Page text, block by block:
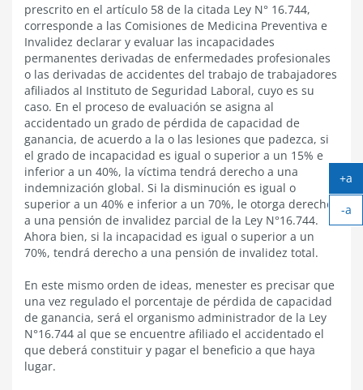
prescrito en el artículo 58 de la citada Ley N° 16.744,
corresponde a las Comisiones de Medicina Preventiva e
Invalidez declarar y evaluar las incapacidades
permanentes derivadas de enfermedades profesionales
o las derivadas de accidentes del trabajo de trabajadores
afiliados al Instituto de Seguridad Laboral, cuyo es su
caso. En el proceso de evaluación se asigna al
accidentado un grado de pérdida de capacidad de
ganancia, de acuerdo a la o las lesiones que padezca, si
el grado de incapacidad es igual o superior a un 15% e
inferior a un 40%, la víctima tendrá derecho a una
indemnización global. Si la disminución es igual o
superior a un 40% e inferior a un 70%, le otorga derecho
a una pensión de invalidez parcial de la Ley N°16.744.
Ahora bien, si la incapacidad es igual o superior a un
70%, tendrá derecho a una pensión de invalidez total.
En este mismo orden de ideas, menester es precisar que
una vez regulado el porcentaje de pérdida de capacidad
de ganancia, será el organismo administrador de la Ley
N°16.744 al que se encuentre afiliado el accidentado el
que deberá constituir y pagar el beneficio a que haya
lugar.
+a
-a